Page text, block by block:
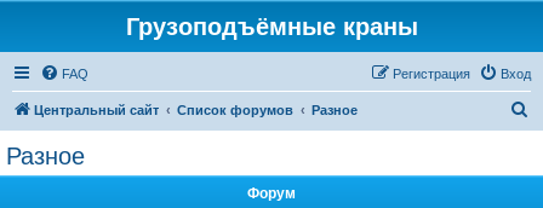
Грузоподъёмные краны
FAQ Вход
Регистрация
Центральный сайт Список форумов Разное
Разное
Форум